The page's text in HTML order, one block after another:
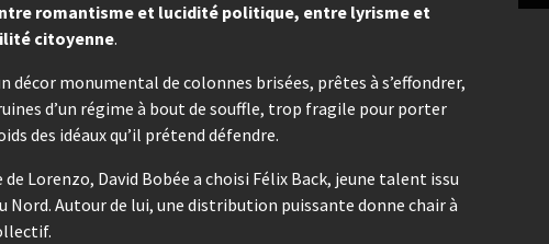
romantisme et lucidité politique, entre lyrisme et
citoyenne.
décor monumental de colonnes brisées, prêtes à s’effondrer,
d’un régime à bout de souffle, trop fragile pour porter
des idéaux qu’il prétend défendre.
de Lorenzo, David Bobée a choisi Félix Back, jeune talent issu
Nord. Autour de lui, une distribution puissante donne chair à